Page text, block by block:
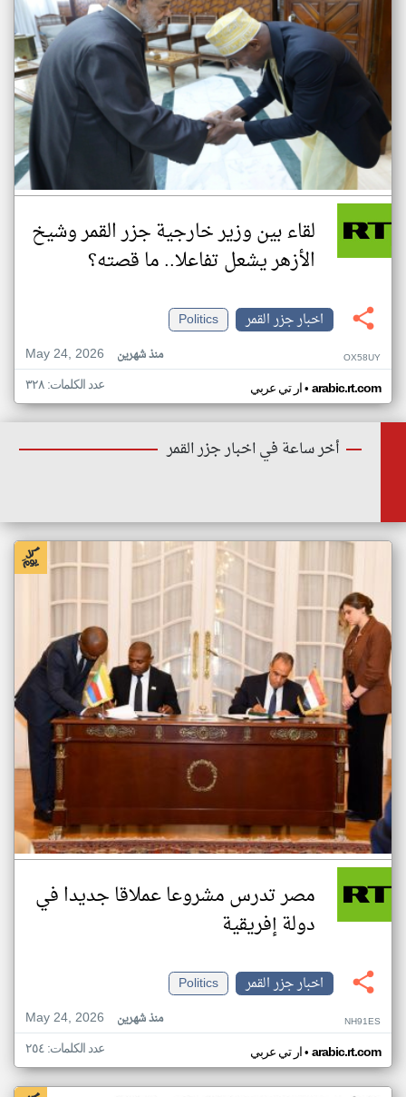
لقاء بين وزير خارجية جزر القمر وشيخ
الأزهر يشعل تفاعلا.. ما قصته؟
اخبار جزر القمر
Politics
May 24, 2026
منذ شهرين OX58UY
ار تي عربي• arabic.rt.com عدد الكلمات: ٣٢٨
أخر ساعة في اخبار جزر القمر
مصر تدرس مشروعا عملاقا جديدا في
دولة إفريقية
اخبار جزر القمر
Politics
May 24, 2026
منذ شهرين NH91ES
ار تي عربي• arabic.rt.com عدد الكلمات: ٢٥٤